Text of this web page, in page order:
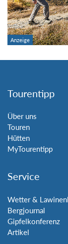
Tourentipp
Über uns
Touren
Hütten
MyTourentipp
Service
Wetter &
Bergjournal
Gipfelkonferenz
Artikel